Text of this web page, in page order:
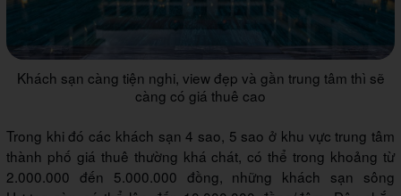
Khách sạn càng tiện nghi, view đẹp và gần trung tâm thì sẽ
càng có giá thuê cao
Trong khi đó các khách sạn 4 sao, 5 sao ở khu vực trung tâm
thành phố giá thuê thường khá chát, có thể trong khoảng từ
2.000.000 đến 5.000.000 đồng, những khách sạn sông